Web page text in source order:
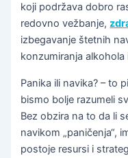
koji podržava dobro
redovno vežbanje,
izbegavanje štetnih
konzumiranja alkohola
Panika ili navika? – to
bismo bolje razumeli
Bez obzira na to da li
navikom „paničenja“,
postoje resursi i